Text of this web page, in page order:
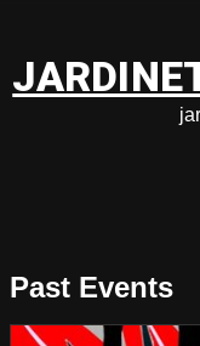
Past Events